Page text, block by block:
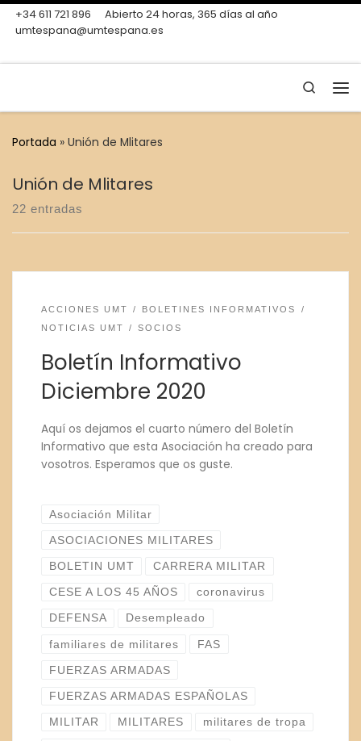
Skip to content
+34 611 721 896
Abierto 24 horas, 365 días al año
umtespana@umtespana.es
Search
Portada » Unión de Mlitares
Unión de Mlitares
22 entradas
ACCIONES UMT
BOLETINES INFORMATIVOS
NOTICIAS UMT
SOCIOS
Boletín Informativo
Diciembre 2020
Aquí os dejamos el cuarto número del Boletín
Informativo que esta Asociación ha creado para
vosotros. Esperamos que os guste.
Asociación Militar
ASOCIACIONES MILITARES
BOLETIN UMT CARRERA MILITAR
CESE A LOS 45 AÑOS coronavirus
DEFENSA Desempleado
familiares de militares FAS
FUERZAS ARMADAS
FUERZAS ARMADAS ESPAÑOLAS
MILITAR MILITARES militares de tropa